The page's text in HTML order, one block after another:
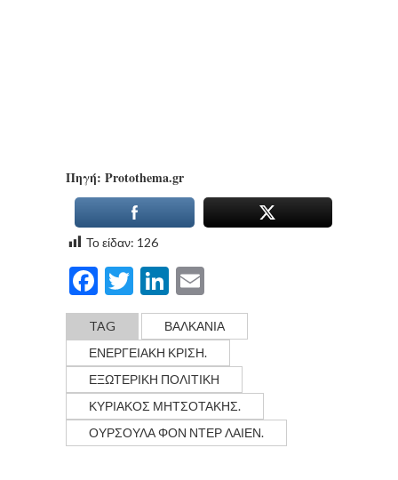
Πηγή: Protothema.gr
Το είδαν: 126
Facebook
TwitterLinkedIn
TAG
ΒΑΛΚΆΝΙΑ
ΕΝΕΡΓΕΙΑΚΗ ΚΡΙΣΗ.
ΕΞΩΤΕΡΙΚΗ ΠΟΛΙΤΙΚΗ
ΚΥΡΙΑΚΟΣ ΜΗΤΣΟΤΑΚΗΣ.
ΟΎΡΣΟΥΛΑ ΦΟΝ ΝΤΕΡ ΛΑΙΕΝ.